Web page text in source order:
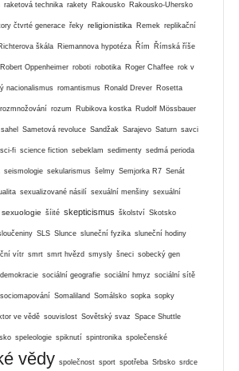
raketová technika rakety Rakousko Rakousko-Uhersko
čtvrté generace řeky religionistika Remek replikační
škála Riemannova hypotéza Řím Římská říše
Robert Oppenheimer roboti robotika Roger Chaffee rok v
nacionalismus romantismus Ronald Drever Rosetta
rozmnožování rozum Rubikova kostka Rudolf Mössbauer
sahel Sametová revoluce Sandžak Sarajevo Saturn savci
sci-fi science fiction sebeklam sedimenty sedmá perioda
seismologie sekularismus šelmy Semjorka R7 Senát
sexualizované násilí sexuální menšiny sexuální
sexuologie šíité skepticismus školství Skotsko
SLS Slunce sluneční fyzika sluneční hodiny
vítr smrt smrt hvězd smysly šneci sobecký gen
sociální geografie sociální hmyz sociální sítě
sociomapování Somaliland Somálsko sopka sopky
ve vědě souvislost Sovětský svaz Space Shuttle
speleologie spiknutí spintronika společenské
vědy společnost sport spotřeba Srbsko srdce